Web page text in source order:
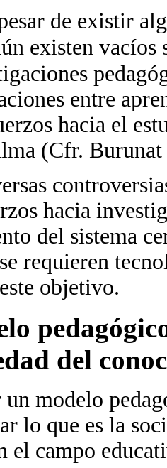
de existir
existen vacíos
entre
hacia el
(Cfr.
hacia
del sistema
requieren
objetivo.
del
modelo
lo que es la
el campo